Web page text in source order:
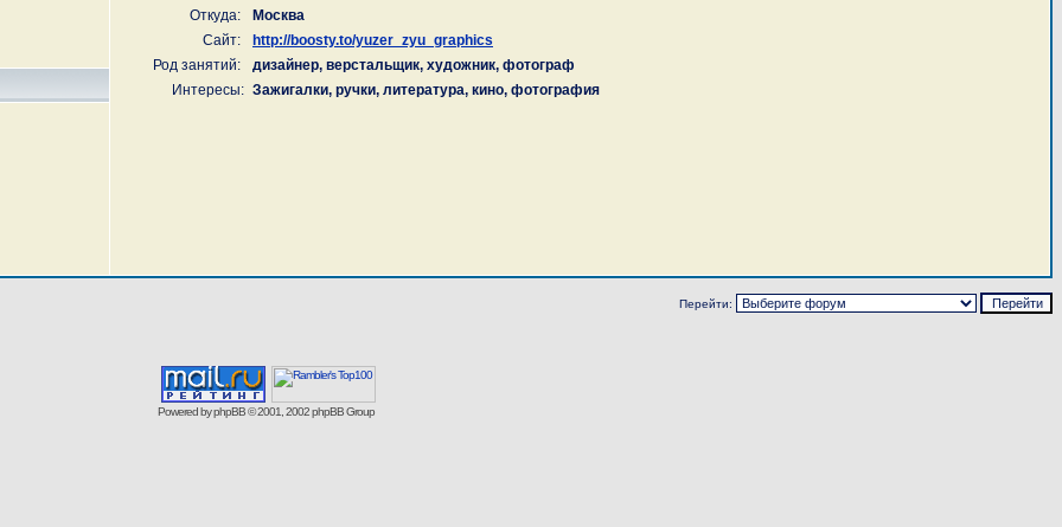
Откуда:
Москва
Сайт:
http://boosty.to/yuzer_zyu_graphics
Род занятий:
дизайнер, верстальщик, художник, фотограф
Интересы: Зажигалки, ручки, литература, кино, фотография
Перейти:
Powered byphpBB© 2001, 2002 phpBB Group